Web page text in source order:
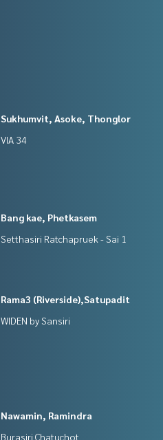
Sukhumvit, Asoke, Thonglor
VIA 34
Bang kae, Phetkasem
Setthasiri Ratchapruek - Sai 1
Rama3 (Riverside),Satupadit
WIDEN by Sansiri
Nawamin, Ramindra
Burasiri Chatuchot